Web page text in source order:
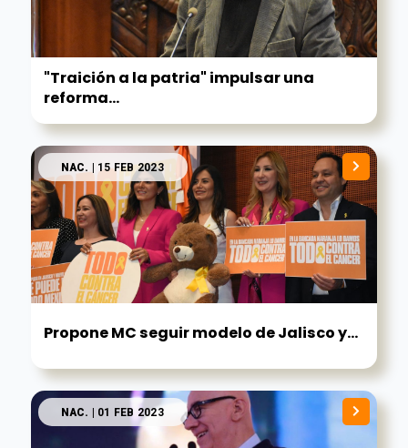
"Traición a la patria" impulsar una
reforma...
NAC. | 15 FEB 2023
Propone MC seguir modelo de Jalisco y...
NAC. | 01 FEB 2023